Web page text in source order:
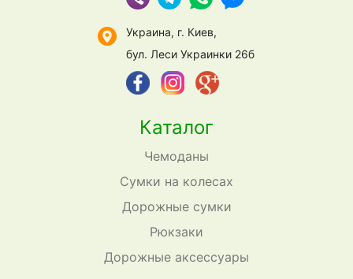
Каталог
Чемоданы
Сумки на колесах
Дорожные сумки
Рюкзаки
Дорожные аксессуары
Украина, г. Киев,
бул. Леси Украинки 26б